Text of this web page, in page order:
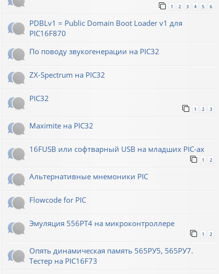
1 2 3 4 5 6
PDBLv1 = Public Domain Boot Loader v1 для
PIC16F870
По поводу звукогенерации на PIC32
ZX-Spectrum на PIC32
PIC32
1 2 3
Maximite на PIC32
16FUSB или софтварный USB на младших PIC-ах
1 2
Альтернативные мнемоники PIC
Flowcode for PIC
Эмуляция 556РТ4 на микроконтроллере
1 2
Опять динамическая память 565РУ5, 565РУ7.
Тестер на PIC16F73